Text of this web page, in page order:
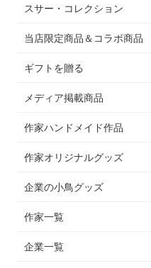
スサー・コレクション
当店限定商品＆コラボ商品
ギフトを贈る
メディア掲載商品
作家ハンドメイド作品
作家オリジナルグッズ
企業の小鳥グッズ
作家一覧
企業一覧